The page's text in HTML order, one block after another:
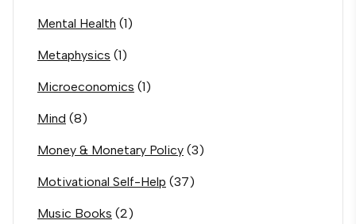
Mental Health (1)
Metaphysics (1)
Microeconomics (1)
Mind (8)
Money & Monetary Policy (3)
Motivational Self-Help (37)
Music Books (2)